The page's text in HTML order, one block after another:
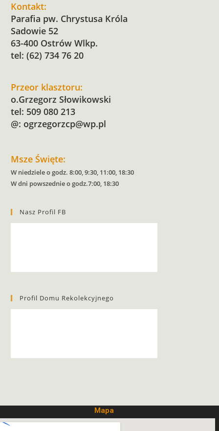
Kontakt:
Parafia pw. Chrystusa Króla
Sadowie 52
63-400 Ostrów Wlkp.
tel: (62) 734 76 20
Przeor klasztoru:
o.Grzegorz Słowikowski
tel: 509 080 213
@: ogrzegorzcp@wp.pl
Msze Święte:
W niedziele o godz. 8:00, 9:30, 11:00, 18:30
W dni powszednie o godz.7:00, 18:30
Nasz Profil FB
Profil Domu Rekolekcyjnego
Mapa